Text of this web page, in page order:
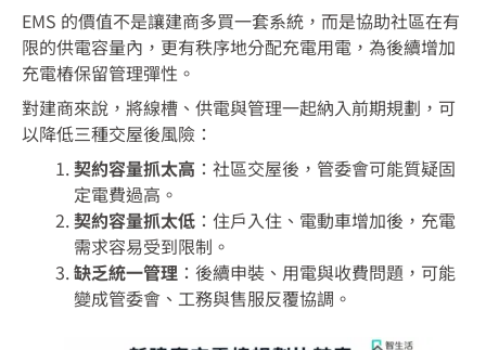
EMS 的價值不是讓建商多買一套系統，而是協助社區在有
限的供電容量內，更有秩序地分配充電用電，為後續增加
充電樁保留管理彈性。
對建商來說，將線槽、供電與管理一起納入前期規劃，可
以降低三種交屋後風險：
契約容量抓太高 ：社區交屋後，管委會可能質疑固
定電費過高。
契約容量抓太低 ：住戶入住、電動車增加後，充電
需求容易受到限制。
缺乏統一管理 ：後續申裝、用電與收費問題，可能
變成管委會、工務與售服反覆協調。